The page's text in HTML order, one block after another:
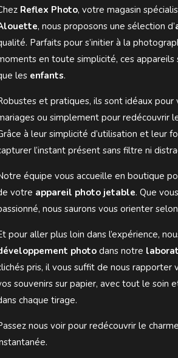
Reflex Photo, votre magasin
, nous proposons une sélection d’
Parfaits pour s’initier à la
en toute simplicité, ces appareils
les enfants.
et pratiques, ils sont idéaux
ou simplement pour redécouvrir
à leur simplicité d’utilisation et leur
l’instant présent sans filtre ni
équipe vous accueille en boutique
votre appareil photo jetable. Que
nous saurons vous orienter
pour aller plus loin dans l’expérience,
photodans notre
pris, il vous suffit de nous
souvenirs sur papier, avec tout le soin
chaque tirage.
nous voir pour redécouvrir le